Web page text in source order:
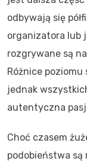
odbywają się
organizatora lub
rozgrywane są
Różnice
jednak
autentyczna
Choć czasem
podobieństwa są